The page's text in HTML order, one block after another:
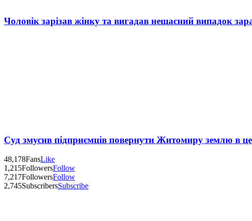
Чоловік зарізав жінку та вигадав нещасний випадок
Суд змусив підприємців повернути Житомиру землю в
48,178FansLike
1,215FollowersFollow
7,217FollowersFollow
2,745SubscribersSubscribe